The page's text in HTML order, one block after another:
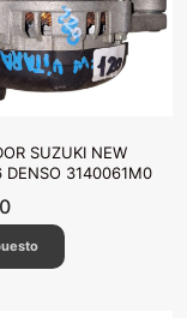
SUZUKI NEW
DENSO 3140061M0